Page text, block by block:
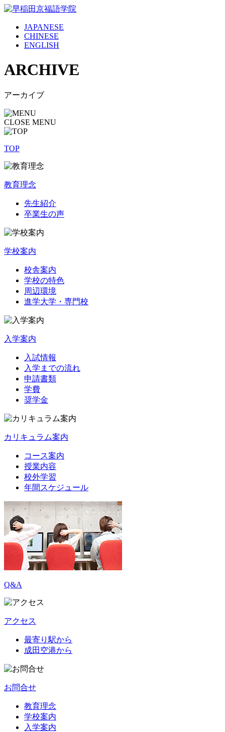
JAPANESE
CHINESE
ENGLISH
ARCHIVE
アーカイブ
CLOSE MENU
TOP
教育理念
先生紹介
卒業生の声
学校案内
校舎案内
学校の特色
周辺環境
進学大学・専門校
入学案内
入試情報
入学までの流れ
申請書類
学費
奨学金
カリキュラム案内
コース案内
授業内容
校外学習
年間スケジュール
Q&A
アクセス
最寄り駅から
成田空港から
お問合せ
教育理念
学校案内
入学案内